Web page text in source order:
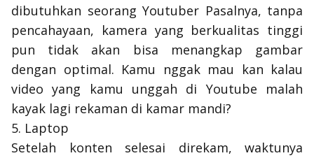
dibutuhkan seorang Youtuber Pasalnya, tanpa
pencahayaan, kamera yang berkualitas tinggi
pun tidak akan bisa menangkap gambar
dengan optimal. Kamu nggak mau kan kalau
video yang kamu unggah di Youtube malah
kayak lagi rekaman di kamar mandi?
5. Laptop
Setelah konten
selesai direkam, waktunya